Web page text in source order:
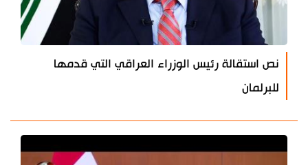
نص استقالة رئيس الوزراء العراقي التي قدمها
للبرلمان